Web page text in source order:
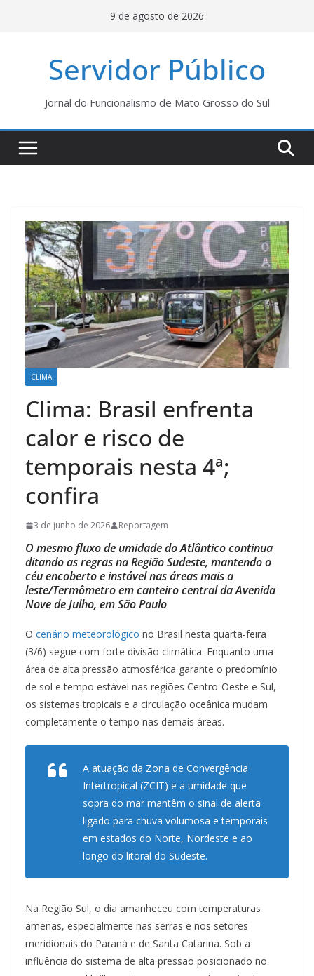
9 de agosto de 2026
Servidor Público
Jornal do Funcionalismo de Mato Grosso do Sul
CLIMA
Clima: Brasil enfrenta
calor e risco de
temporais nesta 4ª;
confira
3 de junho de 2026 Reportagem
O mesmo fluxo de umidade do Atlântico continua
ditando as regras na Região Sudeste, mantendo o
céu encoberto e instável nas áreas mais a
leste/Termômetro em canteiro central da Avenida
Nove de Julho, em São Paulo
O cenário meteorológico no Brasil nesta quarta-feira
(3/6) segue com forte divisão climática. Enquanto uma
área de alta pressão atmosférica garante o predomínio
de sol e tempo estável nas regiões Centro-Oeste e Sul,
os sistemas tropicais e a circulação oceânica mudam
completamente o tempo nas demais áreas.
A atuação da Zona de Convergência
Intertropical (ZCIT) e a umidade que
sopra do mar mantêm o sinal de alerta
ligado para chuva volumosa e temporais
em estados do Norte, Nordeste e ao
longo do litoral do Sudeste.
Na Região Sul, o dia amanheceu com temperaturas
amenas, especialmente nas serras e nos setores
meridionais do Paraná e de Santa Catarina. Sob a
influência do sistema de alta pressão posicionado no